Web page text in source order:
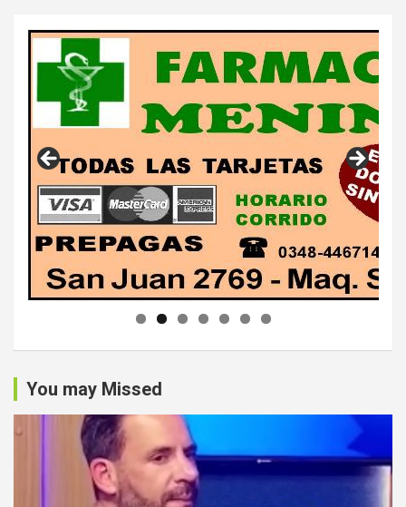
You may Missed